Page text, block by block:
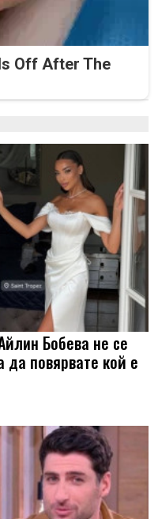
Off After The
Бобева не се
да повярвате кой е